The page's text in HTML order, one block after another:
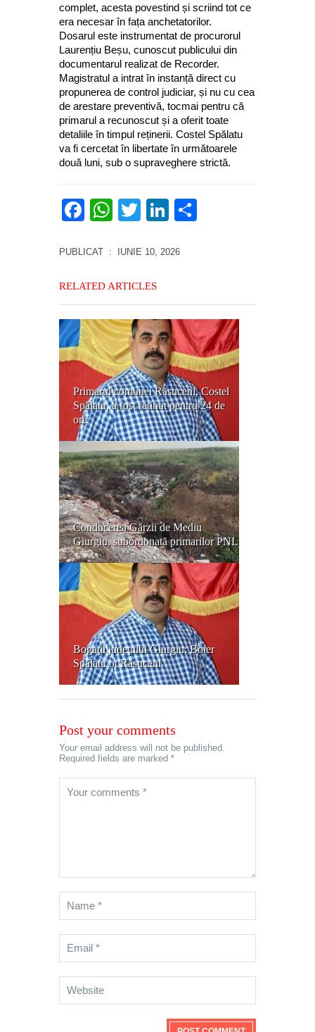
complet, acesta povestind și scriind tot ce
era necesar în fața anchetatorilor.
Dosarul este instrumentat de procurorul
Laurențiu Beșu, cunoscut publicului din
documentarul realizat de Recorder.
Magistratul a intrat în instanță direct cu
propunerea de control judiciar, și nu cu cea
de arestare preventivă, tocmai pentru că
primarul a recunoscut și a oferit toate
detaliile în timpul reținerii. Costel Spălatu
va fi cercetat în libertate în următoarele
două luni, sub o supraveghere strictă.
Facebook
WhatsApp
TwitterLinkedIn
PUBLICAT : IUNIE 10, 2026
RELATED ARTICLES
Primarul comunei Răsuceni, Costel
Spălatu, a fost reținut pentru 24 de
ore
Conducerea Gărzii de Mediu
Giurgiu, subordonată primarilor PNL
Bogaţii judeţului Giurgiu: Boier
Spălatu ot Răsuceni
Post your comments
Your email address will not be published.
Required fields are marked *